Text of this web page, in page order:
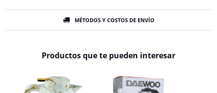
MÉTODOS Y COSTOS DE ENVÍO
Productos que te pueden interesar